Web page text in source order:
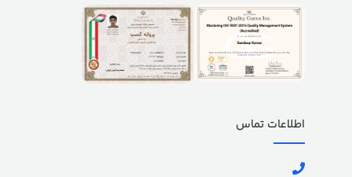
اطلاعات تماس